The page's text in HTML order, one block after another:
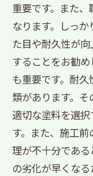
重要です。また
なります。しっ
た目や耐久性が
することをお勧
も重要です。耐
類があります。
適切な塗料を選
す。また、施工
理が不十分であ
の劣化が早くな